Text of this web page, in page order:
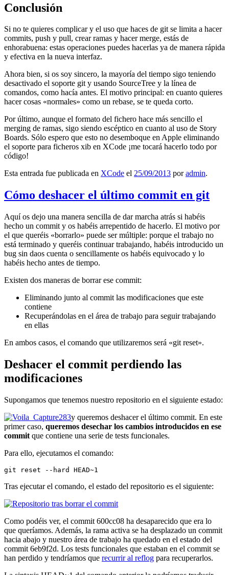
Conclusión
Si no te quieres complicar y el uso que haces de git se limita a hacer
commits, push y pull, crear ramas y hacer merge, estás de
enhorabuena: estas operaciones puedes hacerlas ya de manera rápida
y efectiva en la nueva interfaz.
Ahora bien, si os soy sincero, la mayoría del tiempo sigo teniendo
desactivado el soporte git y usando SourceTree y la línea de
comandos, como hacía antes. El motivo principal: en cuanto quieres
hacer cosas «normales» como un rebase, se te queda corto.
Por último, aunque el formato del fichero hace más sencillo el
merging de ramas, sigo siendo escéptico en cuanto al uso de Story
Boards. Sólo espero que esto no desemboque en Apple eliminando
el soporte para ficheros xib en XCode ¡me tocará hacerlo todo por
código!
Esta entrada fue publicada en XCode el 25/09/2013 poradmin.
Cómo deshacer el último commit en git
Aquí os dejo una manera sencilla de dar marcha atrás si habéis
hecho un commit y os habéis arrepentido de hacerlo. El motivo por
el que queréis «borrarlo» puede ser múltiple: porque el trabajo no
está terminado y queréis continuar trabajando, habéis introducido un
bug sin daos cuenta o sencillamente os habéis equivocado y lo
habéis hecho antes de tiempo.
Existen dos maneras de borrar ese commit:
Eliminando junto al commit las modificaciones que este
contiene
Recuperándolas en el área de trabajo para seguir trabajando
en ellas
En ambos casos, el comando que utilizaremos será «git reset».
Deshacer el commit perdiendo las
modificaciones
Supongamos que tenemos nuestro repositorio en el siguiente estado:
y queremos deshacer el último commit. En este
primer caso, queremos desechar los cambios introducidos en ese
commit que contiene una serie de tests funcionales.
Para ello, ejecutamos el comando:
git reset --hard HEAD~1
Tras ejecutar el comando, el estado del repositorio es el siguiente:
Como podéis ver, el commit 600cc08 ha desaparecido que era lo
que queríamos. Además, la rama activa se ha desplazado un commit
hacia abajo y nuestro área de trabajo ha quedado en el estado del
commit 6eb9f2d. Los tests funcionales que estaban en el commit se
han perdido y tendríamos que recurrir al reflog para recuperarlos.